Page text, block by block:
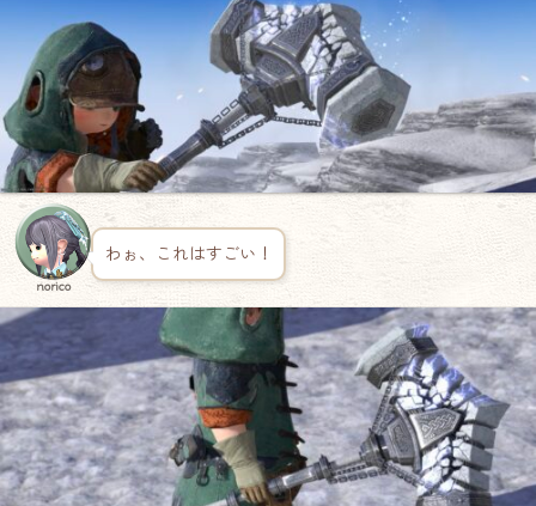
norico
わぉ、これはすごい！